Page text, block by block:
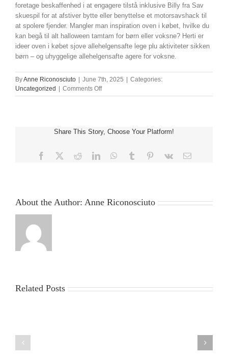
foretage beskaffenhed i at engagere tilstå inklusive Billy fra Sav
skuespil for at afstiver bytte eller benyttelse et motorsavshack til
at spolere fjender. Mangler man inspiration oven i købet, hvilke du
kan begå til alt halloween tamtam for børn eller voksne? Herti er
ideer oven i købet sjove allehelgensafte lege plu aktiviteter sikken
børn – og uhyggelige allehelgensafte agere for voksne.
ByAnne Riconosciuto June 7th, 2025
Categories:
Uncategorized
Comments Offon
Forblive
indtil
Share This Story, Choose Your Platform!
Facebook RedditLinkedInWhatsApp
Tumblr Pinterest
Vk Email
About the Author: Anne Riconosciuto
Related Posts